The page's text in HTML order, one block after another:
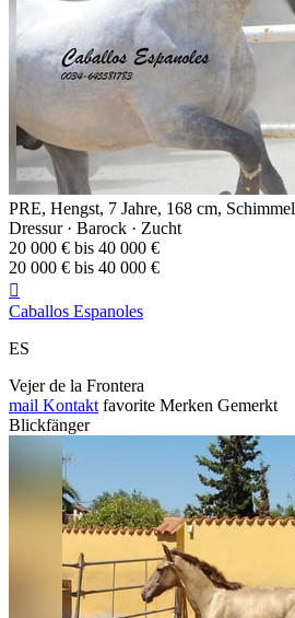
PRE, Hengst, 7 Jahre, 168 cm, Schimmel
Dressur · Barock · Zucht
20 000 € bis 40 000 €
20 000 € bis 40 000 €

Caballos Espanoles
ES
Vejer de la Frontera
mail Kontakt favorite Merken Gemerkt
Blickfänger